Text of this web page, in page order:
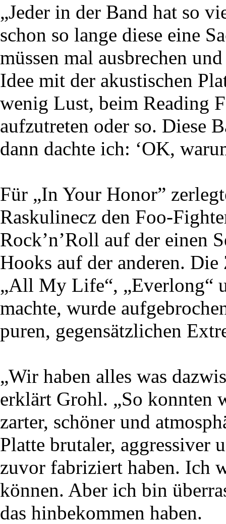
„Jeder in der Band hat so
schon so lange diese eine
müssen mal ausbrechen
Idee mit der akustischen
wenig Lust, beim Reading
aufzutreten oder so. Diese
dann dachte ich: ‘OK,
Für „In Your Honor”
Raskulinecz den Foo-
Rock’n’Roll auf der einen
Hooks auf der anderen.
„All My Life“, „Everlong“
machte, wurde
puren, gegensätzlichen
„Wir haben alles was
erklärt Grohl. „So konnten
zarter, schöner und
Platte brutaler, aggressiver
zuvor fabriziert haben. Ich
können. Aber ich bin
das hinbekommen haben.